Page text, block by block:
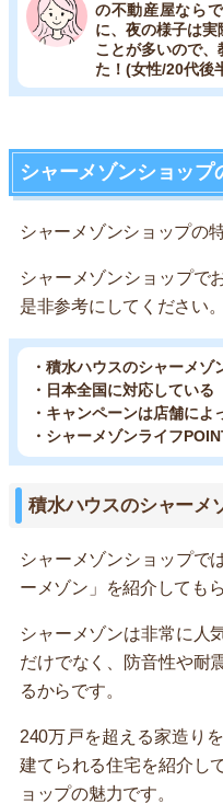
の不動産屋なら
に、夜の様子は
ことが多いので
た！(女性/20代後
シャーメゾンショップ
シャーメゾンショップの
シャーメゾンショップで
是非参考にしてください。
・積水ハウスのシャーメゾ
・日本全国に対応している
・キャンペーンは店舗によ
・シャーメゾンライフ
積水ハウスのシャーメ
シャーメゾンショップで
ーメゾン」を紹介しても
シャーメゾンは非常に人
だけでなく、防音性や耐
るからです。
240万戸を超える家造り
建てられる住宅を紹介し
ョップの魅力です。